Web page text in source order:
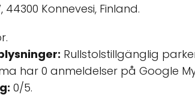
44300 Konnevesi, Finland.
Rullstolstillgänglig
har 0 anmeldelser på Google My
0/5.